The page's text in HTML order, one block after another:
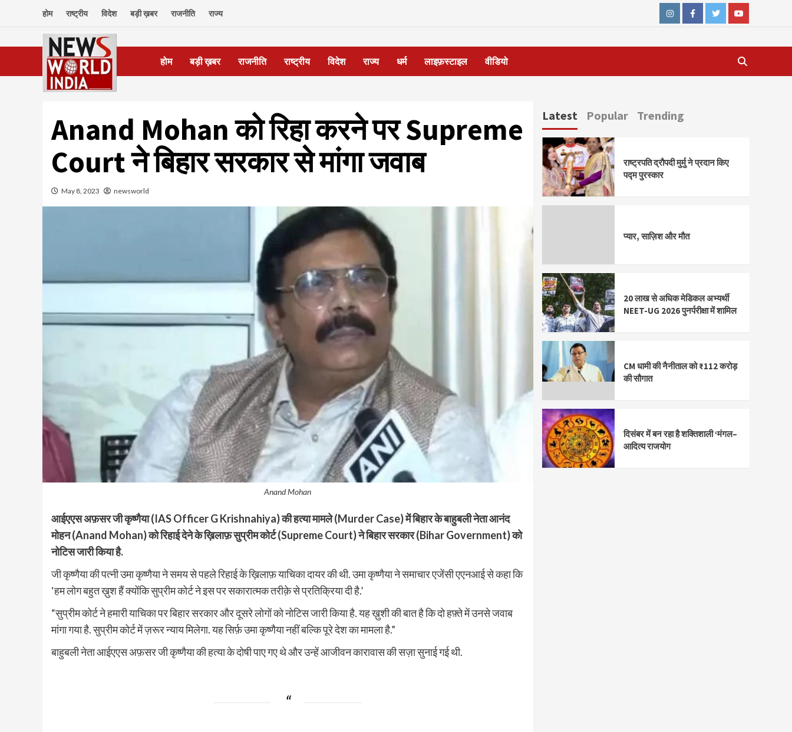
होम राष्ट्रीय विदेश बड़ी ख़बर राजनीति राज्य
InstagramFacebookTwitterYoutube
होम बड़ी ख़बर राजनीति राष्ट्रीय विदेश राज्य धर्म लाइफ़स्टाइल वीडियो
Anand Mohan को रिहा करने पर Supreme
Court ने बिहार सरकार से मांगा जवाब
May 8, 2023 newsworld
Anand Mohan
आईएएस अफ़सर जी कृष्णैया (IAS Officer G Krishnahiya) की हत्या मामले (Murder Case) में बिहार के बाहुबली नेता आनंद
मोहन (Anand Mohan) को रिहाई देने के ख़िलाफ़ सुप्रीम कोर्ट (Supreme Court) ने बिहार सरकार (Bihar Government) को
नोटिस जारी किया है.
जी कृष्णैया की पत्नी उमा कृष्णैया ने समय से पहले रिहाई के ख़िलाफ़ याचिका दायर की थी. उमा कृष्णैया ने समाचार एजेंसी एएनआई से कहा कि
‘हम लोग बहुत ख़ुश हैं क्योंकि सुप्रीम कोर्ट ने इस पर सकारात्मक तरीक़े से प्रतिक्रिया दी है.’
“सुप्रीम कोर्ट ने हमारी याचिका पर बिहार सरकार और दूसरे लोगों को नोटिस जारी किया है. यह ख़ुशी की बात है कि दो हफ़्ते में उनसे जवाब
मांगा गया है. सुप्रीम कोर्ट में ज़रूर न्याय मिलेगा. यह सिर्फ़ उमा कृष्णैया नहीं बल्कि पूरे देश का मामला है.”
बाहुबली नेता आईएएस अफ़सर जी कृष्णैया की हत्या के दोषी पाए गए थे और उन्हें आजीवन कारावास की सज़ा सुनाई गई थी.
Latest Popular Trending
राष्ट्रपति द्रौपदी मुर्मु ने प्रदान किए
पद्म पुरस्कार
प्यार, साज़िश और मौत
20 लाख से अधिक मेडिकल अभ्यर्थी
NEET-UG 2026 पुनर्परीक्षा में शामिल
CM धामी की नैनीताल को ₹112 करोड़
की सौगात
दिसंबर में बन रहा है शक्तिशाली ‘मंगल–
आदित्य राजयोग